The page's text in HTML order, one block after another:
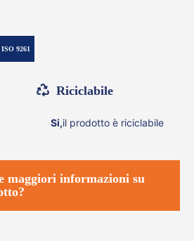
9261
Riciclabile
Si,il prodotto è riciclabile
maggiori informazioni su